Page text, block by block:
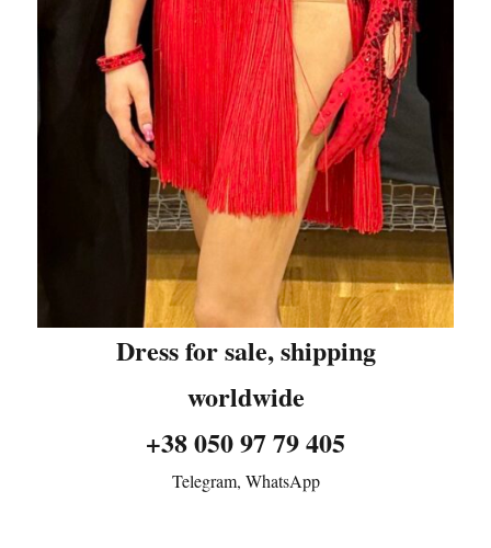
Dress for sale, shipping
worldwide
+38 050 97 79 405
Telegram, WhatsApp